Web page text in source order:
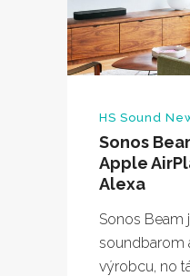
HS Sound
Sonos
Apple
Alexa
Sonos Beam
soundbarom
výrobcu, no